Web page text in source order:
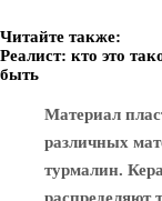
Читайте также:
Реалист: кто это
быть
Материал
различных
турмалин.